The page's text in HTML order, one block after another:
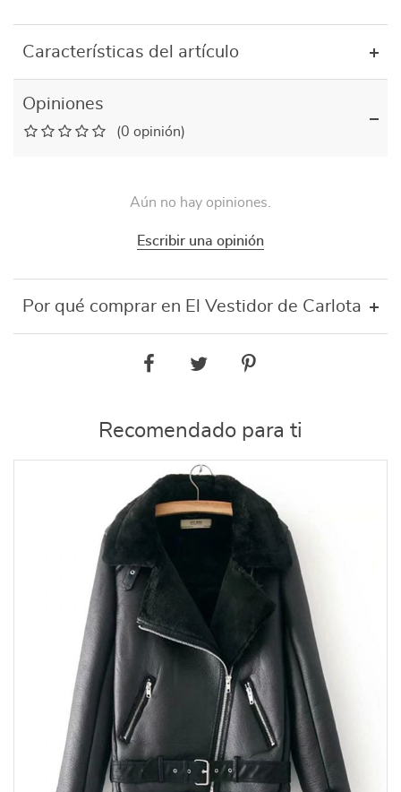
Características del artículo
Opiniones
(0 opinión)
Aún no hay opiniones.
Escribir una opinión
Por qué comprar en El Vestidor de Carlota
Recomendado para ti